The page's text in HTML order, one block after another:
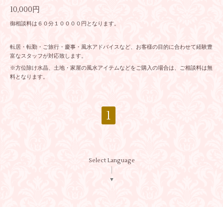
10,000円
御相談料は６０分１００００円となります。
転居・転勤・ご旅行・慶事・風水アドバイスなど、お客様の目的に合わせて経験豊
富なスタッフが対応致します。
※方位除け水晶、土地・家屋の風水アイテムなどをご購入の場合は、ご相談料は無
料となります。
1
Select Language
▼